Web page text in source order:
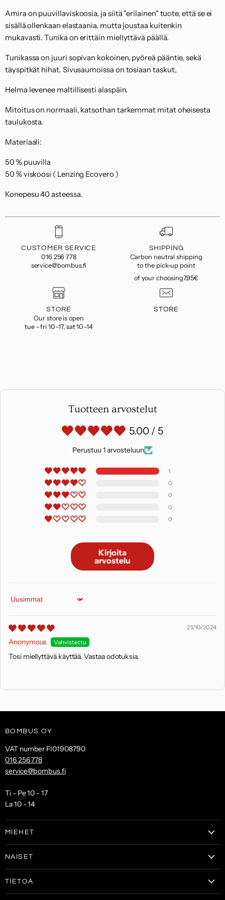
Amira on puuvillaviskoosia, ja siitä "erilainen" tuote, että se ei
sisällä ollenkaan elastaania, mutta joustaa kuitenkin
mukavasti. Tunika on erittäin miellyttävä päällä.
Tunikassa on juuri sopivan kokoinen, pyöreä pääntie, sekä
täyspitkät hihat. Sivusaumoissa on tosiaan taskut,
Helma levenee maltillisesti alaspäin.
Mitoitus on normaali, katsothan tarkemmat mitat oheisesta
taulukosta.
Materiaali:
50 % puuvilla
50 % viskoosi ( Lenzing Ecovero )
Konepesu 40 asteessa.
CUSTOMER SERVICE
016 256 778
service@bombus.fi
SHIPPING
Carbon neutral shipping
to the pick-up point
of your choosing7,95€
STORE
Our store is open
tue - fri 10–17, sat 10–14
STORE
Tuotteen arvostelut
5.00 / 5
Perustuu 1 arvosteluun
1
0
0
0
0
Kirjoita
arvostelu
Sort by
23/10/2024
Anonymous
Tosi miellyttävä käyttää. Vastaa odotuksia.
BOMBUS OY
VAT number FI01908790
016 256 778
service@bombus.fi
Ti - Pe 10 - 17
La 10 - 14
MIEHET
Bags & wallets
Accessories
NAISET
TIETOA